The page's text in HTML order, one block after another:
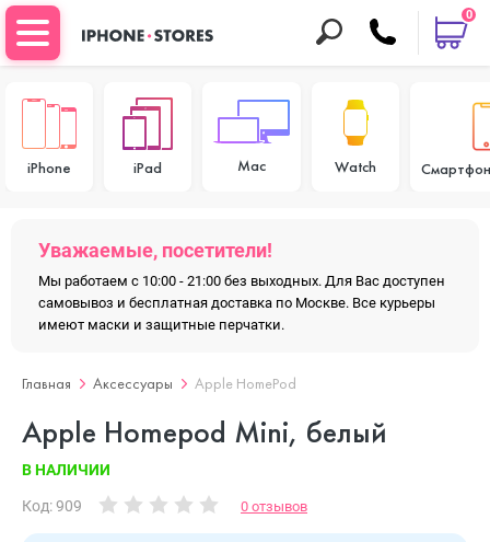
0
iPhone iPad Mac Watch
Уважаемые, посетители!
Мы работаем с 10:00 - 21:00 без выходных. Для Вас доступен
самовывоз и бесплатная доставка по Москве. Все курьеры
имеют маски и защитные перчатки.
Главная Аксессуары Apple HomePod
Apple Homepod Mini, белый
В НАЛИЧИИ
Код: 909 0 отзывов